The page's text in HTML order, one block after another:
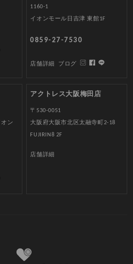
1160-1
イオンモール日吉津 東館1F
0859-27-7530
店舗詳細 ブログ
ン
アクトレス大阪梅田店
〒530-0051
大阪府大阪市北区太融寺町2-18
FUJIRIN8 2F
店舗詳細